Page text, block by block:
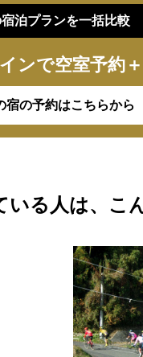
泊プランを一括比較
ンで空室予約
宿の予約はこちらから
る人は、 こ